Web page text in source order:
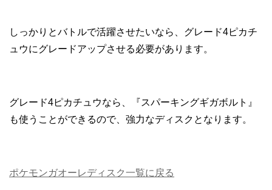
しっかりとバトルで活躍させたいなら、グレード4ピカチ
ュウにグレードアップさせる必要があります。
グレード4ピカチュウなら、『スパーキングギガボルト』
も使うことができるので、強力なディスクとなります。
ポケモンガオーレディスク一覧に戻る